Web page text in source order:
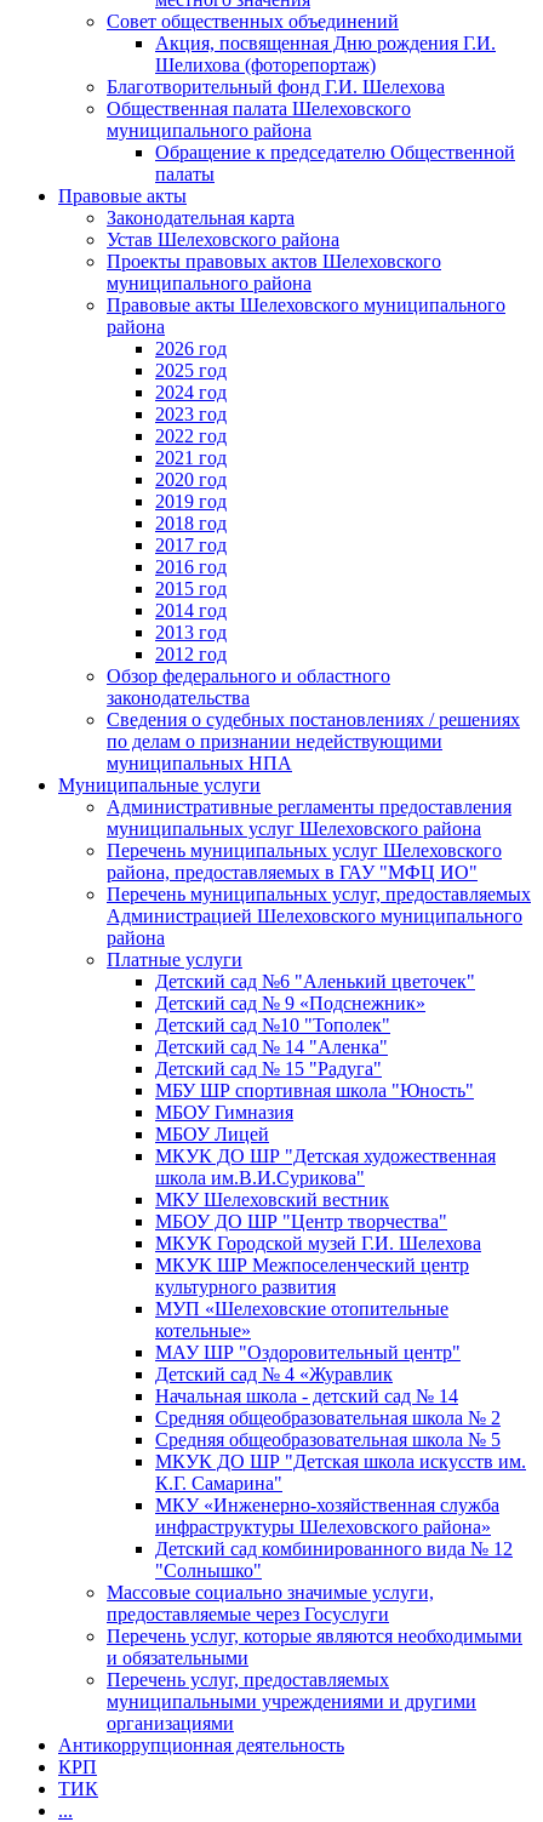
Совет общественных объединений
Акция, посвященная Дню рождения Г.И.
Шелихова (фоторепортаж)
Благотворительный фонд Г.И. Шелехова
Общественная палата Шелеховского
муниципального района
Обращение к председателю Общественной
палаты
Правовые акты
Законодательная карта
Устав Шелеховского района
Проекты правовых актов Шелеховского
муниципального района
Правовые акты Шелеховского муниципального
района
2026 год
2025 год
2024 год
2023 год
2022 год
2021 год
2020 год
2019 год
2018 год
2017 год
2016 год
2015 год
2014 год
2013 год
2012 год
Обзор федерального и областного
законодательства
Сведения о судебных постановлениях / решениях
по делам о признании недействующими
муниципальных НПА
Муниципальные услуги
Административные регламенты предоставления
муниципальных услуг Шелеховского района
Перечень муниципальных услуг Шелеховского
района, предоставляемых в ГАУ "МФЦ ИО"
Перечень муниципальных услуг, предоставляемых
Администрацией Шелеховского муниципального
района
Платные услуги
Детский сад №6 "Аленький цветочек"
Детский сад № 9 «Подснежник»
Детский сад №10 "Тополек"
Детский сад № 14 "Аленка"
Детский сад № 15 "Радуга"
МБУ ШР спортивная школа "Юность"
МБОУ Гимназия
МБОУ Лицей
МКУК ДО ШР "Детская художественная
школа им.В.И.Сурикова"
МКУ Шелеховский вестник
МБОУ ДО ШР "Центр творчества"
МКУК Городской музей Г.И. Шелехова
МКУК ШР Межпоселенческий центр
культурного развития
МУП «Шелеховские отопительные
котельные»
МАУ ШР "Оздоровительный центр"
Детский сад № 4 «Журавлик
Начальная школа - детский сад № 14
Средняя общеобразовательная школа № 2
Средняя общеобразовательная школа № 5
МКУК ДО ШР "Детская школа искусств им.
К.Г. Самарина"
МКУ «Инженерно-хозяйственная служба
инфраструктуры Шелеховского района»
Детский сад комбинированного вида № 12
"Солнышко"
Массовые социально значимые услуги,
предоставляемые через Госуслуги
Перечень услуг, которые являются необходимыми
и обязательными
Перечень услуг, предоставляемых
муниципальными учреждениями и другими
организациями
Антикоррупционная деятельность
КРП
ТИК
...